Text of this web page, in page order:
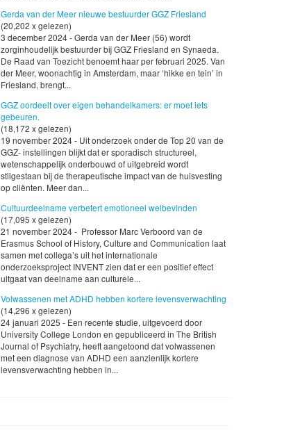
Gerda van der Meer nieuwe bestuurder GGZ Friesland
(20,202 x gelezen)
3 december 2024 - Gerda van der Meer (56) wordt
zorginhoudelijk bestuurder bij GGZ Friesland en Synaeda.
De Raad van Toezicht benoemt haar per februari 2025. Van
der Meer, woonachtig in Amsterdam, maar ‘hikke en tein’ in
Friesland, brengt...
GGZ oordeelt over eigen behandelkamers: er moet iets
gebeuren.
(18,172 x gelezen)
19 november 2024 - Uit onderzoek onder de Top 20 van de
GGZ- instellingen blijkt dat er sporadisch structureel,
wetenschappelijk onderbouwd of uitgebreid wordt
stilgestaan bij de therapeutische impact van de huisvesting
op cliënten. Meer dan...
Cultuurdeelname verbetert emotioneel welbevinden
(17,095 x gelezen)
21 november 2024 - Professor Marc Verboord van de
Erasmus School of History, Culture and Communication laat
samen met collega’s uit het internationale
onderzoeksproject INVENT zien dat er een positief effect
uitgaat van deelname aan culturele...
Volwassenen met ADHD hebben kortere levensverwachting
(14,296 x gelezen)
24 januari 2025 - Een recente studie, uitgevoerd door
University College London en gepubliceerd in The British
Journal of Psychiatry, heeft aangetoond dat volwassenen
met een diagnose van ADHD een aanzienlijk kortere
levensverwachting hebben in...